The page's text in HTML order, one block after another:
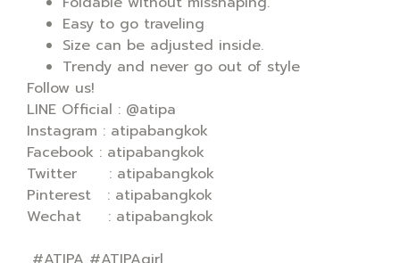
Easy to go traveling
Size can be adjusted inside.
Trendy and never go out of style
Follow us!
LINE Official : @atipa
Instagram : atipabangkok
Facebook : atipabangkok
Twitter : atipabangkok
Pinterest : atipabangkok
Wechat : atipabangkok